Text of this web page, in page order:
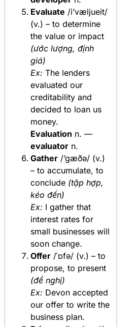
Evaluate /i’væljueit/
(v.) – to determine
the value or impact
(ước lượng, định
giá)
Ex: The lenders
evaluated our
creditability and
decided to loan us
money.
Evaluation n. —
evaluator n.
Gather /’gæðə/ (v.)
– to accumulate, to
conclude (tập hợp,
kéo đến)
Ex: I gather that
interest rates for
small businesses will
soon change.
Offer /ˈɒfə/ (v.) – to
propose, to present
(đề nghị)
Ex: Devon accepted
our offer to write the
business plan.